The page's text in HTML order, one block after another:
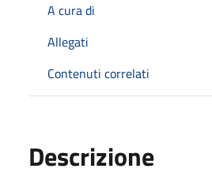
A cura di
Allegati
Contenuti correlati
Descrizione